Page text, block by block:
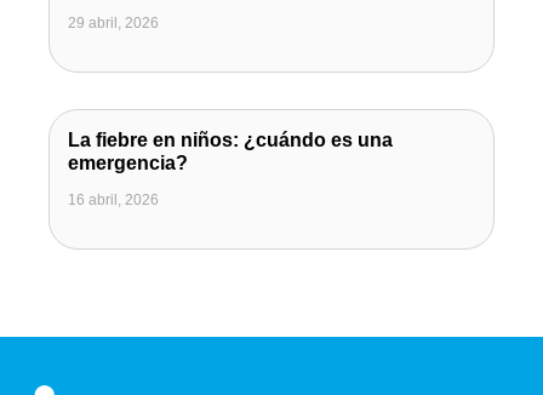
29 abril, 2026
La fiebre en niños: ¿cuándo es una
emergencia?
16 abril, 2026